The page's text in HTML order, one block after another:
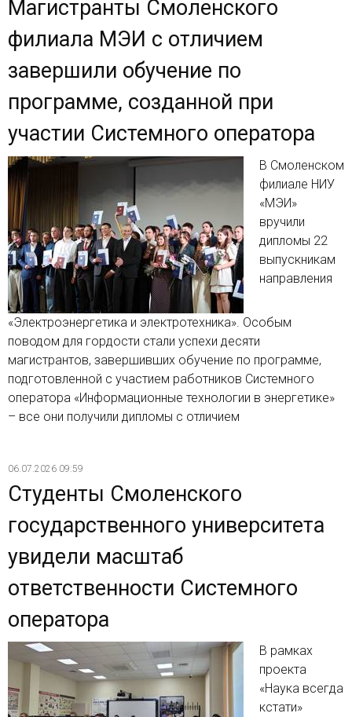
Магистранты Смоленского
филиала МЭИ с отличием
завершили обучение по
программе, созданной при
участии Системного оператора
В Смоленском
филиале НИУ
«МЭИ»
вручили
дипломы 22
выпускникам
направления
«Электроэнергетика и электротехника». Особым
поводом для гордости стали успехи десяти
магистрантов, завершивших обучение по программе,
подготовленной с участием работников Системного
оператора «Информационные технологии в энергетике»
– все они получили дипломы с отличием
06.07.2026 09:59
Студенты Смоленского
государственного университета
увидели масштаб
ответственности Системного
оператора
В рамках
проекта
«Наука всегда
кстати»